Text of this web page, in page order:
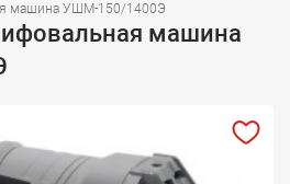
машина УШМ-150/1400Э
машина